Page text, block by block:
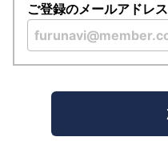
ご登録のメールアドレス